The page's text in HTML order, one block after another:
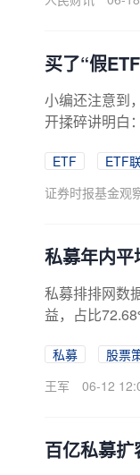
买了“假
小编还注意到
开揉碎讲明白
ETF ETF
证券时报基金观
私募年内平
私募排排网数
益，占比
私募 股票
王军
06-12
百亿私募